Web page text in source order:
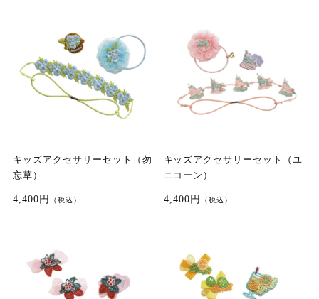
キッズアクセサリーセット（勿
忘草）
4,400円 （税込）
キッズアクセサリーセット（ユ
ニコーン）
4,400円 （税込）